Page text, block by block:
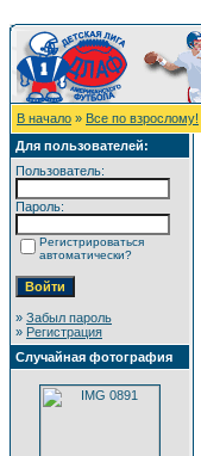
В начало » Все по взрослому!
Для пользователей:
Пользователь:
Пароль:
Регистрироваться
автоматически?
» Забыл пароль
» Регистрация
Случайная фотография